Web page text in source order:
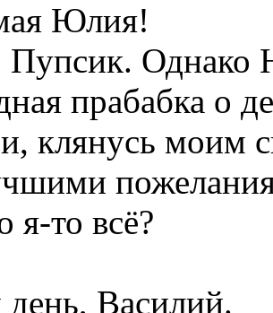
Юлия!
Однако
прабабка о
клянусь моим
я-то всё?
Василий.